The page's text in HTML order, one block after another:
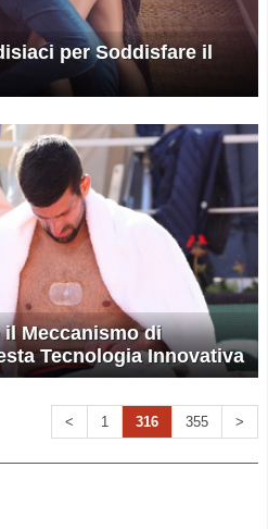
per Soddisfare il
il Meccanismo di
Tecnologia Innovativa
< 1 316 355 >